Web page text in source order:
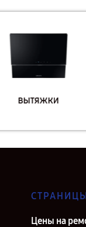
ВЫТЯЖКИ
Цены на